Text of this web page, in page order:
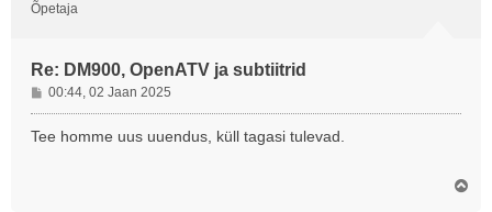
Õpetaja
Re: DM900, OpenATV ja subtiitrid
P
o
s
00:44, 02 Jaan 2025
Tee homme uus uuendus, küll tagasi tulevad.